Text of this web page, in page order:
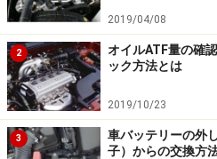
ツはポリエーテル系ウレタン
際に手で触った感触としても
のによっては、厚みも薄いよ
ウレタン樹脂のブーツはちょ
も厚さがあるように感じられ
ブーツは、伸縮を繰り返すこ
2019/04/08
2
オイルATF量の確
ック方法とは
2019/10/23
3
車バッテリーの外
子）からの交換方